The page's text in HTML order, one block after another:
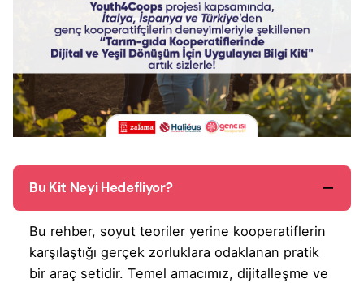
Bu Kit Neyi Hedefliyor?
Bu rehber, soyut teoriler yerine kooperatiflerin
karşılaştığı gerçek zorluklara odaklanan pratik
bir araç setidir. Temel amacımız, dijitalleşme ve